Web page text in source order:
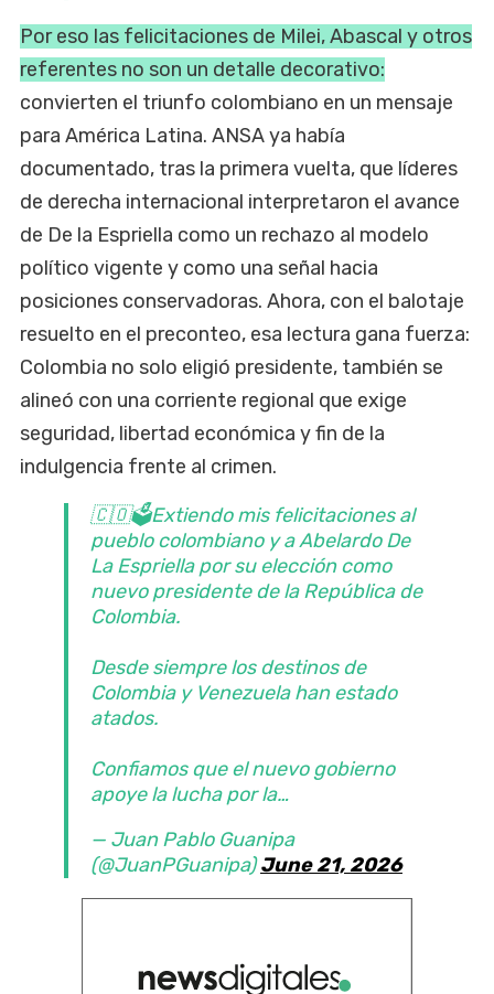
Por eso las felicitaciones de Milei, Abascal y otros
referentes no son un detalle decorativo:
convierten el triunfo colombiano en un mensaje
para América Latina. ANSA ya había
documentado, tras la primera vuelta, que líderes
de derecha internacional interpretaron el avance
de De la Espriella como un rechazo al modelo
político vigente y como una señal hacia
posiciones conservadoras. Ahora, con el balotaje
resuelto en el preconteo, esa lectura gana fuerza:
Colombia no solo eligió presidente, también se
alineó con una corriente regional que exige
seguridad, libertad económica y fin de la
indulgencia frente al crimen.
🇨🇴🗳️Extiendo mis felicitaciones al
pueblo colombiano y a Abelardo De
La Espriella por su elección como
nuevo presidente de la República de
Colombia.
Desde siempre los destinos de
Colombia y Venezuela han estado
atados.
Confiamos que el nuevo gobierno
apoye la lucha por la…
— Juan Pablo Guanipa
(@JuanPGuanipa)June 21, 2026